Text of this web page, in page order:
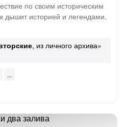
по своим историческим
дышит историей и легендами.
, из личного архива»